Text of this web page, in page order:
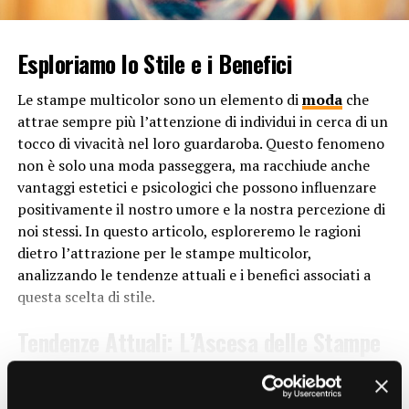
il corpo in avanti, causando uno squilibrio nella postura
scarpe a tacco basso, invece, favoriscono una
distribuzione uniforme del peso corporeo, aiutando a
mantenere la schiena dritta e riducendo il rischio di
lesioni legate alla postura.
Inoltre, i tacchi bassi tendono ad essere più stabili
rispetto ai tacchi alti, riducendo il rischio di cadute e
infortuni. Questo è particolarmente importante per
coloro che lavorano in ambienti dove è necessario
muoversi rapidamente o su superfici scivolose.
Versatilità e Stile
vasta gamma di design e stili di scarpe a tacco basso, che
possono essere indossati con una varietà di outfit,
Esploriamo lo Stile e i Benefici
Le stampe multicolor sono un elemento dimodache
attrae sempre più l’attenzione di individui in cerca di un
tocco di vivacità nel loro guardaroba. Questo fenomeno
non è solo una moda passeggera, ma racchiude anche
vantaggi estetici e psicologici che possono influenzare
positivamente il nostro umore e la nostra percezione di
noi stessi. In questo articolo, esploreremo le ragioni
dietro l’attrazione per le stampe multicolor,
analizzando le tendenze attuali e i benefici associati a
questa scelta di stile.
Multicolor
CONTINUE READING